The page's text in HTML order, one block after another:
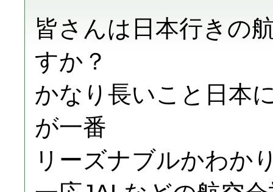
皆さんは日本行きの
すか？
かなり長いこと日本
が一番
リーズナブルかわか